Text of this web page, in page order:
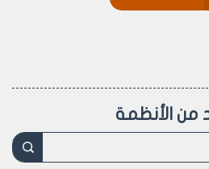
لمجلس مدينة
من الأنظمة